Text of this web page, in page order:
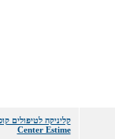
Center Estime